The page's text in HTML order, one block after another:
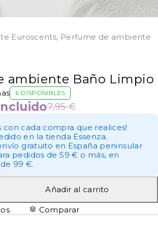
Euroscents, Perfume de ambiente
ambiente Baño Limpio
6 DISPONIBLES
7,95€
con cada compra que realices!
en la tienda Essenza.
gratuito en España peninsular
pedidos de 59 € o más, en
99 €.
Añadir al carrito
Comparar